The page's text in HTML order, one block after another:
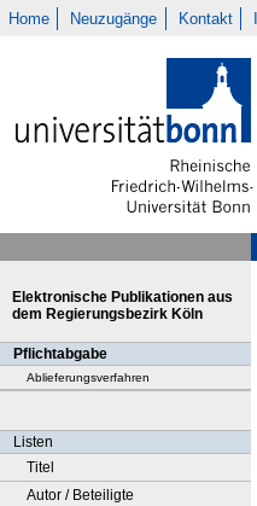
Home Neuzugänge Kontakt
Elektronische Publikationen aus
dem Regierungsbezirk Köln
Pflichtabgabe
Ablieferungsverfahren
Listen
Titel
Autor / Beteiligte